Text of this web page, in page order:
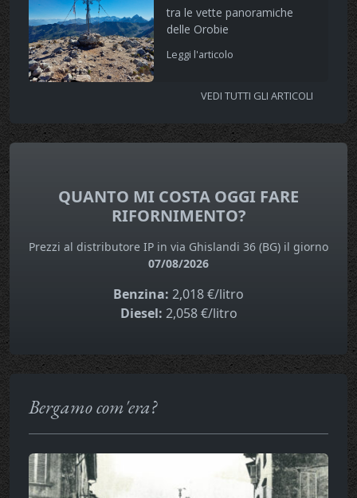
tra le vette panoramiche
delle Orobie
Leggi l'articolo
VEDI TUTTI GLI ARTICOLI
QUANTO MI COSTA OGGI FARE
RIFORNIMENTO?
Prezzi al distributore IP in via Ghislandi 36 (BG) il giorno
07/08/2026
Benzina: 2,018 €/litro
Diesel: 2,058 €/litro
Bergamo com'era?